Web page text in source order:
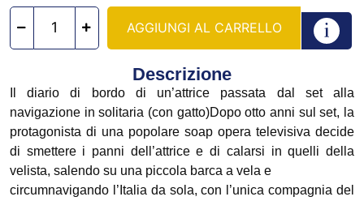
AGGIUNGI AL CARRELLO
Descrizione
Il diario di bordo di un’attrice passata dal set alla
navigazione in solitaria (con gatto)Dopo otto anni sul set, la
protagonista di una popolare soap opera televisiva decide
di smettere i panni dell’attrice e di calarsi in quelli della
velista, salendo su una piccola barca a vela e
circumnavigando l’Italia da sola, con l’unica compagnia del